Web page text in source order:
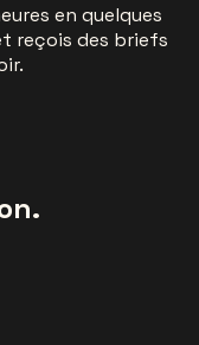
en quelques
reçois des briefs